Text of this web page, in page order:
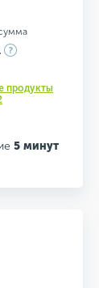
продукты
5 минут